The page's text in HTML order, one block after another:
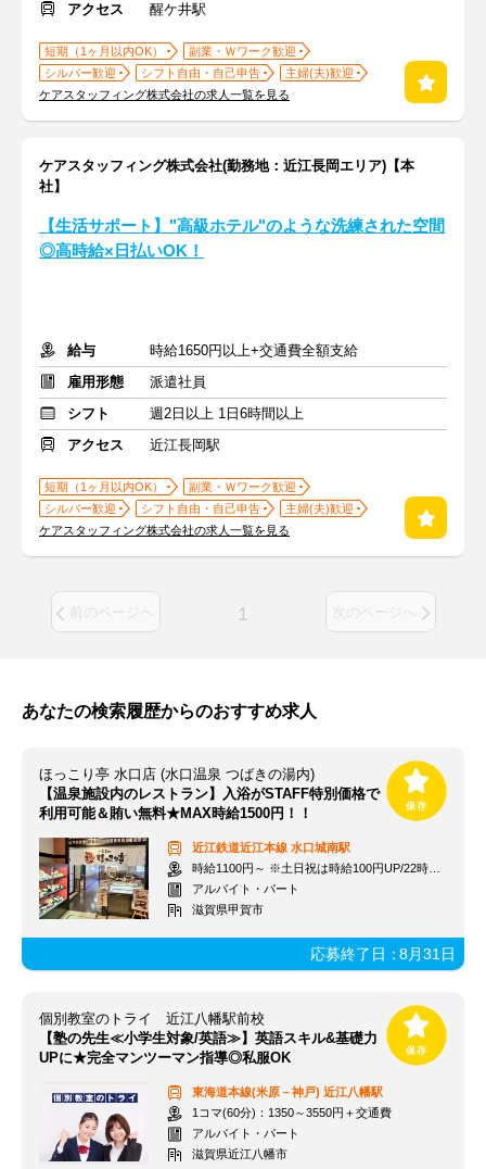
アクセス
醒ケ井駅
短期（1ヶ月以内OK）
副業・Ｗワーク歓迎
シルバー歓迎
シフト自由・自己申告
主婦(夫)歓迎
ケアスタッフィング株式会社の求人一覧を見る
ケアスタッフィング株式会社(勤務地：近江長岡エリア)【本
社】
【生活サポート】"高級ホテル"のような洗練された空間
◎高時給×日払いOK！
給与
時給1650円以上+交通費全額支給
雇用形態
派遣社員
シフト
週2日以上 1日6時間以上
アクセス
近江長岡駅
短期（1ヶ月以内OK）
副業・Ｗワーク歓迎
シルバー歓迎
シフト自由・自己申告
主婦(夫)歓迎
ケアスタッフィング株式会社の求人一覧を見る
前のページへ 1 次のページへ
あなたの検索履歴からのおすすめ求人
ほっこり亭 水口店 (水口温泉 つばきの湯内)
【温泉施設内のレストラン】入浴がSTAFF特別価格で
利用可能＆賄い無料★MAX時給1500円！！
近江鉄道近江本線 水口城南駅
時給1100円～ ※土日祝は時給100円UP/22時以降は時給25％UP
アルバイト・パート
滋賀県甲賀市
応募終了日：8月31日
個別教室のトライ 近江八幡駅前校
【塾の先生≪小学生対象/英語≫】英語スキル&基礎力
UPに★完全マンツーマン指導◎私服OK
東海道本線(米原－神戸) 近江八幡駅
1コマ(60分)：1350～3550円＋交通費
アルバイト・パート
滋賀県近江八幡市